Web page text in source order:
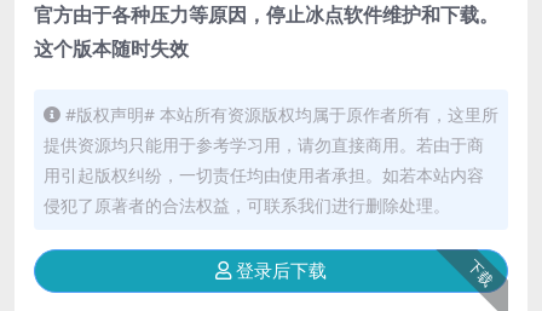
官方由于各种压力等原因，停止冰点软件维护和下载。
这个版本随时失效
#版权声明# 本站所有资源版权均属于原作者所有，这里所
提供资源均只能用于参考学习用，请勿直接商用。若由于商
用引起版权纠纷，一切责任均由使用者承担。如若本站内容
侵犯了原著者的合法权益，可联系我们进行删除处理。
下载
登录后下载